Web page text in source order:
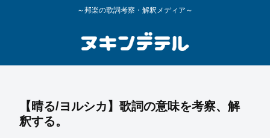
～邦楽の歌詞考察・解釈メディア～
【晴る/ヨルシカ】歌詞の意味を考察、解
釈する。